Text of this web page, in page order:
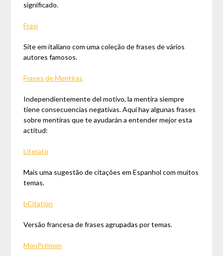
significado.
Frasi
Site em italiano com uma coleção de frases de vários
autores famosos.
Frases de Mentiras
Independientemente del motivo, la mentira siempre
tiene consecuencias negativas. Aquí hay algunas frases
sobre mentiras que te ayudarán a entender mejor esta
actitud:
Literato
Mais uma sugestão de citações em Espanhol com muitos
temas.
bCitation
Versão francesa de frases agrupadas por temas.
MonPrénom